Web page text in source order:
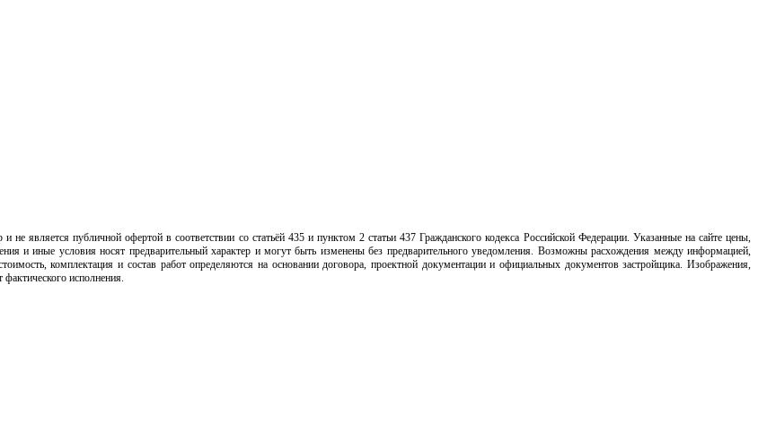
является публичной офертой в соответствии со статьёй 435 и пунктом 2 статьи 437 Гражданского кодекса Российской Федерации. Указанные на сайте цены,
и иные условия носят предварительный характер и могут быть изменены без предварительного уведомления. Возможны расхождения между информацией,
комплектация и состав работ определяются на основании договора, проектной документации и официальных документов застройщика. Изображения,
исполнения.